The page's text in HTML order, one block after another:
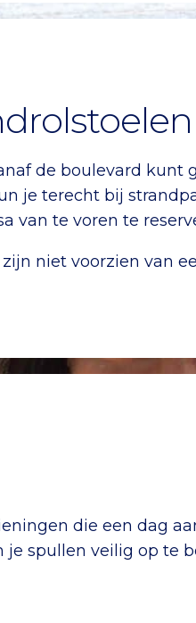
de boulevard kunt
je terecht bij
van te voren te
niet voorzien van
die een dag
spullen veilig op te